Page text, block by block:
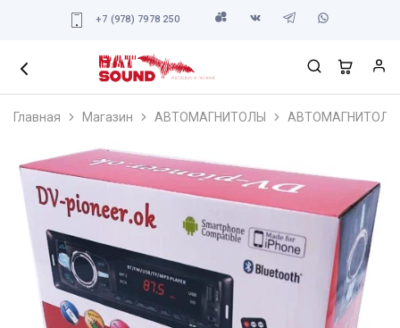
+7 (978) 7978 250
Главная Магазин АВТОМАГНИТОЛЫ АВТОМАГНИТОЛЫ